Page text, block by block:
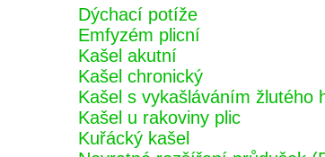
Dýchací potíže
Emfyzém plicní
Kašel akutní
Kašel chronický
Kašel s vykašláváním žlutého
Kašel u rakoviny plic
Kuřácký kašel